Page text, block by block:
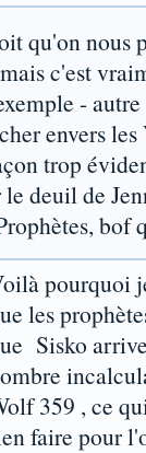
qu'on nous
c'est
-
envers
trop
deuil de
bof
pourquoi
les
Sisko
359 , ce
faire pour